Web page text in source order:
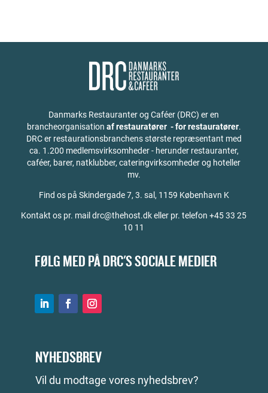
Danmarks Restauranter og Caféer (DRC) er en
brancheorganisation af restauratører - for restauratører.
DRC er restaurationsbranchens største repræsentant med
ca. 1.200 medlemsvirksomheder - herunder restauranter,
caféer, barer, natklubber, cateringvirksomheder og hoteller
mv.
Find os på Skindergade 7, 3. sal, 1159 København K
Kontakt os pr. mail drc@thehost.dk eller pr. telefon +45 33 25
10 11
FØLG MED PÅ DRC'S SOCIALE MEDIER
NYHEDSBREV
Vil du modtage vores nyhedsbrev?